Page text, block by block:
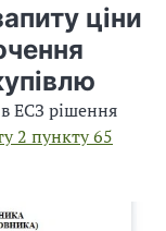
ціни
ЕСЗ рішення
2 пункту 65